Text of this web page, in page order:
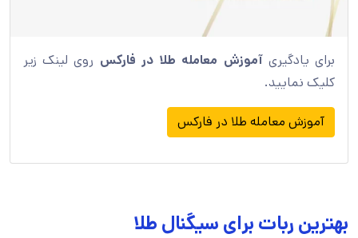
برای یادگیریآموزش معامله طلا در فارکس روی لینک زیر
کلیک نمایید.
آموزش معامله طلا در فارکس
بهترین ربات برای سیگنال طلا